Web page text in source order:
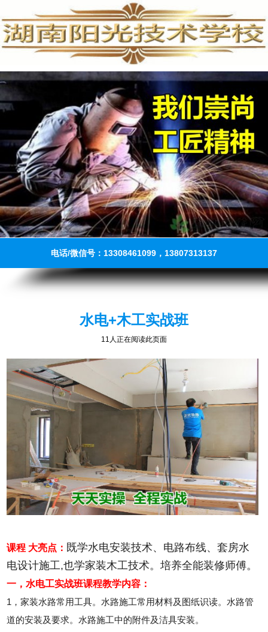
电话/微信号：13308461099，13807313137
水电+木工实战班
14人正在阅读此页面
课程 大亮点： 既学水电安装技术、电路布线、套房水
电设计施工,也学家装木工技术。培养全能装修师傅。
一，水电工实战班课程教学内容：
1，家装水路常用工具。水路施工常用材料及图纸识读。水路管
道的安装及要求。水路施工中的附件及洁具安装。